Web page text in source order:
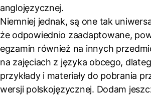
anglojęzycznej.
Niemniej jednak, są one tak
że odpowiednio zaadaptowane,
egzamin również na innych
na zajęciach z języka obcego,
przykłady i materiały do pobrania
wersji polskojęzycznej. Dodam